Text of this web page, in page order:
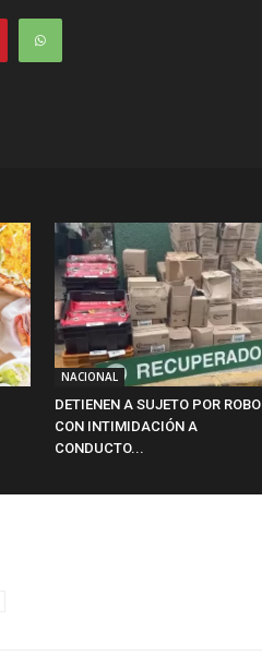
NACIONAL
DETIENEN A SUJETO POR ROBO
CON INTIMIDACIÓN A
CONDUCTO...